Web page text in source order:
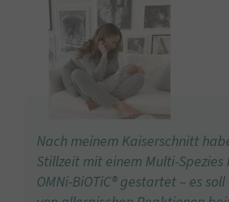
Nach meinem Kaiserschnitt
Stillzeit mit einem Multi-
OMNi-BiOTiC® gestartet – es